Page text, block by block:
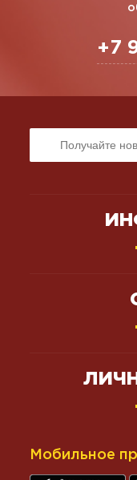
+7
Мобильное